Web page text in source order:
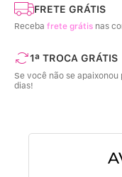
FRETE GRÁTIS
Receba frete grátis nas
1ª TROCA GRÁTIS
Se você não se
dias!